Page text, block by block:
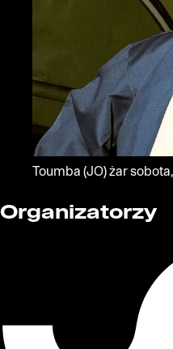
Toumba (JO)żar
Organizatorzy